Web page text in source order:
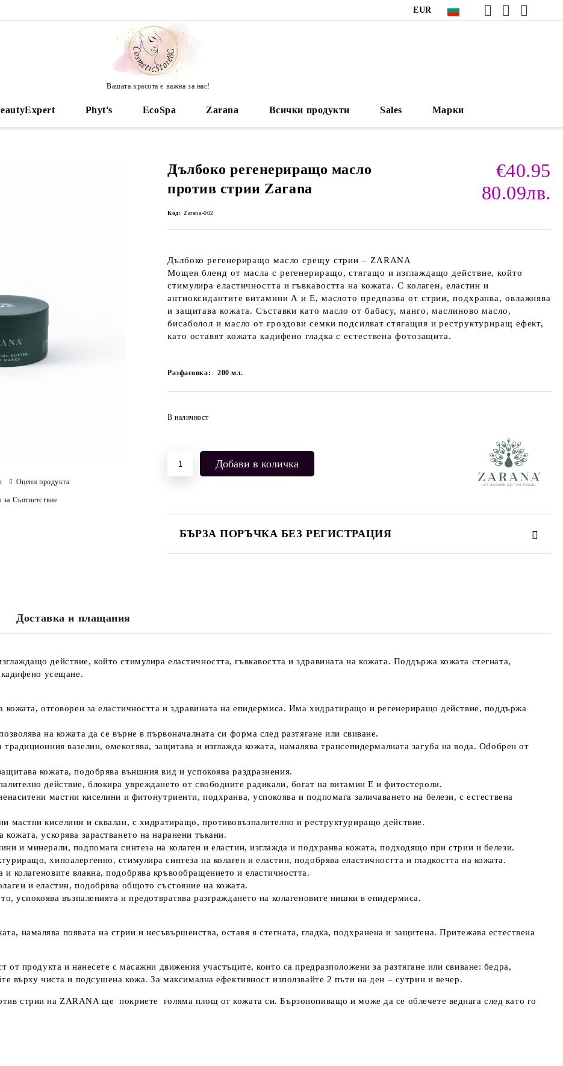
EUR
Вашата красота е важна за нас!
Phyt's EcoSpa Zarana Всички продукти Sales Марки
Дълбоко регенериращо масло
против стрии Zarana
€40.95
80.09лв.
Код: Zarana-002
Дълбоко регенериращо масло срещу стрии – ZARANA
Мощен бленд от масла с регенериращо, стягащо и изглаждащо действие, който
стимулира еластичността и гъвкавостта на кожата. С колаген, еластин и
антиоксидантите витамини А и Е, маслото предпазва от стрии, подхранва, овлажнява
и защитава кожата. Съставки като масло от бабасу, манго, маслиново масло,
бисаболол и масло от гроздови семки подсилват стягащия и реструктуриращ ефект,
като оставят кожата кадифено гладка с естествена фотозащита.
Разфасовка: 200мл.
В наличност
БЪРЗА ПОРЪЧКА БЕЗ РЕГИСТРАЦИЯ
Оцени продукта
Съответствие
Доставка и плащания
действие, който стимулираеластичността, гъвкавостта и здравината на кожата. Поддържа кожата стегната,
кадифено усещане.
кожата, отговорен за еластичността и здравината на епидермиса. Имахидратиращо и регенериращо действие, поддържа
на кожата да се върне в първоначалната си форма след разтягане или свиване.
традиционния вазелин,омекотява, защитава и изглажда кожата, намалява трансепидермалната загуба на вода. Odобрен от
кожата, подобрява външния вид и успокоява раздразнения.
действие, блокира увреждането от свободните радикали, богат на витамин Е и фитостероли.
мастни киселини и фитонутриенти,подхранва, успокоява и подпомага заличаването на белези, с естествена
мастни киселини и сквалан, с хидратиращо, противовъзпалително и реструктуриращо действие.
ускорява зарастването на наранени тъкани.
и минерали, подпомага синтеза на колаген и еластин, изглажда и подхранва кожата, подходящо при стрии и белези.
хипоалергенно, стимулира синтеза на колаген и еластин, подобрява еластичността и гладкостта на кожата.
колагеновите влакна, подобрява кръвообращението и еластичността.
и еластин, подобрява общото състояние на кожата.
успокоява възпаленията и предотвратява разграждането на колагеновите нишки в епидермиса.
намалява появата на стрии и несъвършенства, оставя я стегната, гладка, подхранена и защитена. Притежава естествена
от продукта и нанесете с масажни движения участъците, които са предразположени за разтягане или свиване: бедра,
върху чиста и подсушена кожа. За максимална ефективност използвайте 2 пъти на ден – сутрин и вечер.
стрии на ZARANA ще покриете голяма площ от кожата си. Бързопопиващо и може да се облечете веднага след като го